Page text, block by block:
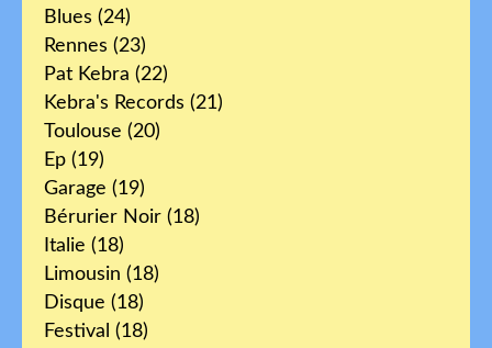
Blues (24)
Rennes (23)
Pat Kebra (22)
Kebra's Records (21)
Toulouse (20)
Ep (19)
Garage (19)
Bérurier Noir (18)
Italie (18)
Limousin (18)
Disque (18)
Festival (18)